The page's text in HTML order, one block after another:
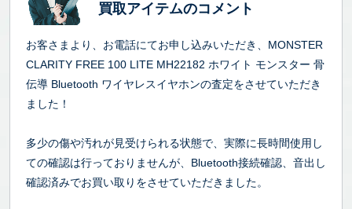
買取アイテムのコメント
お客さまより、お電話にてお申し込みいただき、MONSTER
CLARITY FREE 100 LITE MH22182 ホワイト モンスター 骨
伝導 Bluetooth ワイヤレスイヤホンの査定をさせていただき
ました！
多少の傷や汚れが見受けられる状態で、実際に長時間使用し
ての確認は行っておりませんが、Bluetooth接続確認、音出し
確認済みでお買い取りをさせていただきました。